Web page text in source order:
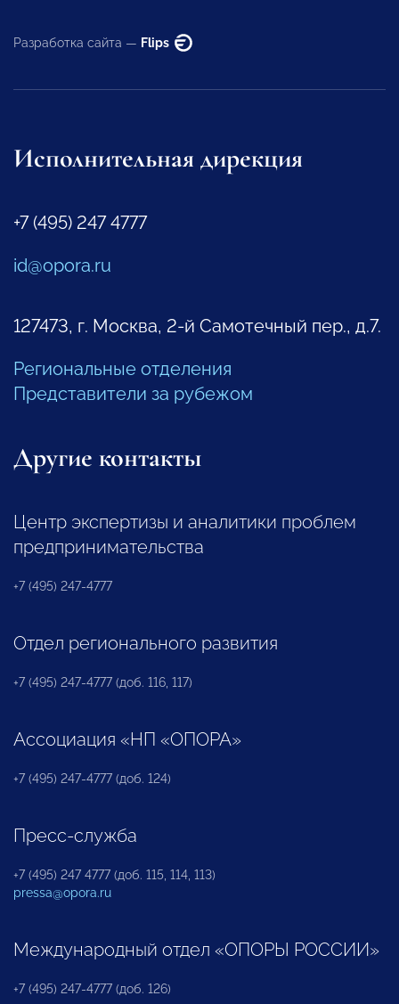
Разработка сайта — Flips
Исполнительная дирекция
+7 (495) 247 4777
id@opora.ru
127473, г. Москва, 2-й Самотечный пер., д.7.
Региональные отделения
Представители за рубежом
Другие контакты
Центр экспертизы и аналитики проблем
предпринимательства
+7 (495) 247-4777
Отдел регионального развития
+7 (495) 247-4777 (доб. 116, 117)
Ассоциация «НП «ОПОРА»
+7 (495) 247-4777 (доб. 124)
Пресс-служба
+7 (495) 247 4777 (доб. 115, 114, 113)
pressa@opora.ru
Международный отдел «ОПОРЫ РОССИИ»
+7 (495) 247-4777 (доб. 126)